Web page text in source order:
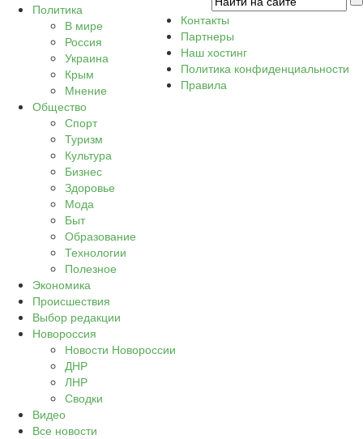
Политика
В мире
Россия
Украина
Крым
Мнение
Общество
Спорт
Туризм
Культура
Бизнес
Здоровье
Мода
Быт
Образование
Технологии
Полезное
Экономика
Происшествия
Выбор редакции
Новороссия
Новости Новороссии
ДНР
ЛНР
Сводки
Видео
Все новости
Контакты
Партнеры
Наш хостинг
Политика конфиденциальности
Правила